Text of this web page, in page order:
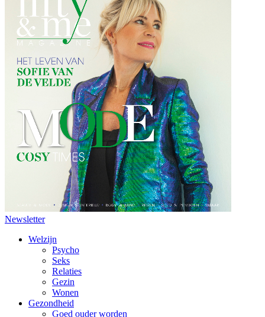
Newsletter
Welzijn
Psycho
Seks
Relaties
Gezin
Wonen
Gezondheid
Goed ouder worden